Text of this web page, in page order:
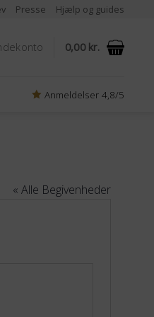
Presse Hjælp og guides
0,00 kr.
Anmeldelser 4,8/5
« Alle Begivenheder